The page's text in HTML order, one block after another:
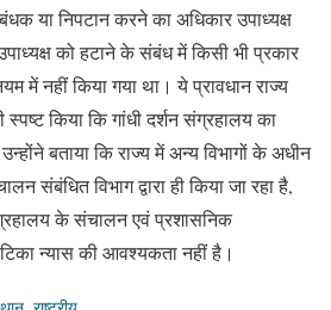
या निपटान करने का अधिकार उपाध्यक्ष
को हटाने के संबंध में किसी भी प्रकार
में नहीं किया गया था। ये प्रावधान राज्य
किया कि गांधी दर्शन संग्रहालय का
बताया कि राज्य में अन्य विभागों के अधीन
संबंधित विभाग द्वारा ही किया जा रहा है,
के संचालन एवं प्रशासनिक
न्यास की आवश्यकता नहीं है।